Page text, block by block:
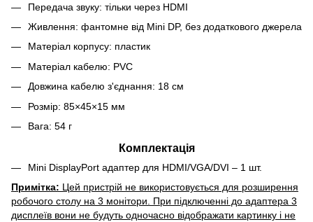
Передача звуку: тільки через HDMI
Живлення: фантомне від Mini DP, без додаткового джерела
Матеріал корпусу: пластик
Матеріал кабелю: PVC
Довжина кабелю з'єднання: 18 см
Розмір: 85×45×15 мм
Вага: 54 г
Комплектація
Mini DisplayPort адаптер для HDMI/VGA/DVI – 1 шт.
Примітка: Цей пристрій не використовується для розширення
робочого столу на 3 монітори. При підключенні до адаптера 3
дисплеїв вони не будуть одночасно відображати картинку і не